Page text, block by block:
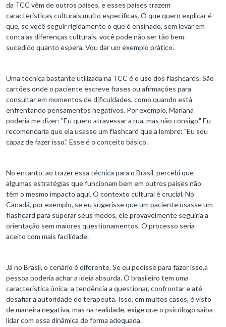
da TCC vêm de outros países, e esses países trazem
características culturais muito específicas. O que quero explicar é
que, se você seguir rigidamente o que é ensinado, sem levar em
conta as diferenças culturais, você pode não ser tão bem-
sucedido quanto espera. Vou dar um exemplo prático.
Uma técnica bastante utilizada na TCC é o uso dos flashcards. São
cartões onde o paciente escreve frases ou afirmações para
consultar em momentos de dificuldades, como quando está
enfrentando pensamentos negativos. Por exemplo, Mariana
poderia me dizer: "Eu quero atravessar a rua, mas não consigo." Eu
recomendaria que ela usasse um flashcard que a lembre: "Eu sou
capaz de fazer isso." Esse é o conceito básico.
No entanto, ao trazer essa técnica para o Brasil, percebi que
algumas estratégias que funcionam bem em outros países não
têm o mesmo impacto aqui. O contexto cultural é crucial. No
Canadá, por exemplo, se eu sugerisse que um paciente usasse um
flashcard para superar seus medos, ele provavelmente seguiria a
orientação sem maiores questionamentos. O processo seria
aceito com mais facilidade.
Já no Brasil, o cenário é diferente. Se eu pedisse para fazer isso,a
pessoa poderia achar a ideia absurda. O brasileiro tem uma
característica única: a tendência a questionar, confrontar e até
desafiar a autoridade do terapeuta. Isso, em muitos casos, é visto
de maneira negativa, mas na realidade, exige que o psicólogo saiba
lidar com essa dinâmica de forma adequada.